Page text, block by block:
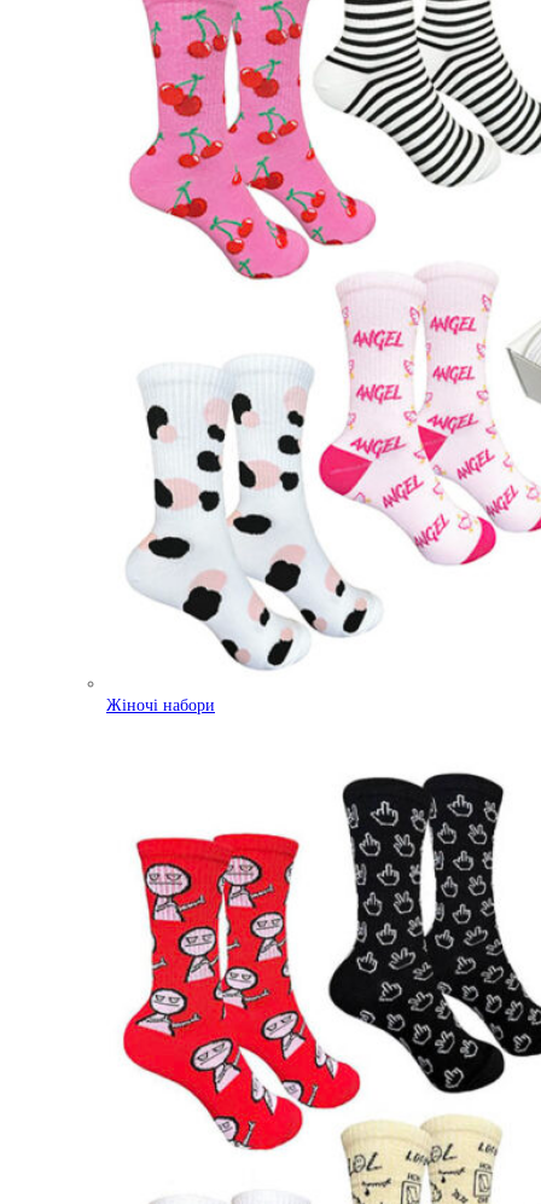
Жіночі набори